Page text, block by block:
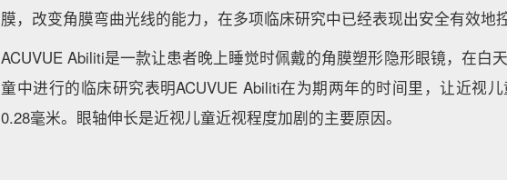
膜，改变角膜弯曲光线的能力，在多项临床研究中已经表现出安全有效地
ACUVUE Abiliti是一款让患者晚上睡觉时佩戴的角膜塑形隐形眼镜，在白
童中进行的临床研究表明ACUVUE Abiliti在为期两年的时间里，让近视
0.28毫米。眼轴伸长是近视儿童近视程度加剧的主要原因。